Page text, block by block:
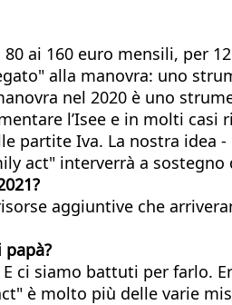
ai 160 euro mensili, per
alla manovra: uno
nel 2020 è uno
l’Isee e in molti
Iva. La nostra idea -
act" interverrà a
aggiuntive che
ci siamo battuti per farlo.
è molto più delle varie